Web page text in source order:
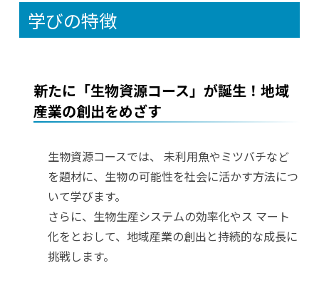
学びの特徴
新たに「生物資源コース」が誕生！地域
産業の創出をめざす
生物資源コースでは、 未利用魚やミツバチなど
を題材に、生物の可能性を社会に活かす方法につ
いて学びます。
さらに、生物生産システムの効率化やス マート
化をとおして、地域産業の創出と持続的な成長に
挑戦します。